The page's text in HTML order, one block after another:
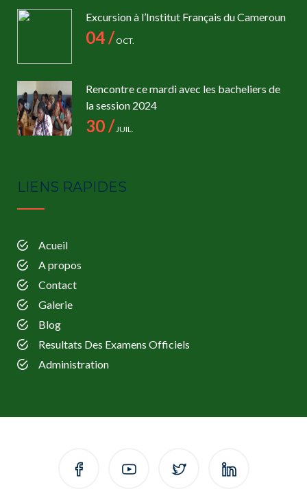
Excursion à l’Institut Français du Cameroun
04 / OCT.
Rencontre ce mardi avec les bacheliers de
la session 2024
30 /JUIL.
LIENS RAPIDES
Acueil
A propos
Contact
Galerie
Blog
Resultats Des Examens Officiels
Administration